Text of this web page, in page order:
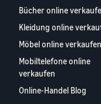
Bücher online
Kleidung online
Möbel online verkaufen
Mobiltelefone online
verkaufen
Online-Handel Blog